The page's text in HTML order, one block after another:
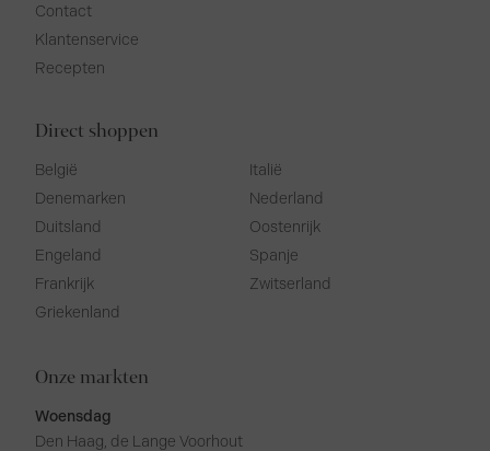
Contact
Klantenservice
Recepten
Direct shoppen
België
Denemarken
Duitsland
Engeland
Frankrijk
Griekenland
Italië
Nederland
Oostenrijk
Spanje
Zwitserland
Onze markten
Woensdag
Den Haag, de Lange Voorhout